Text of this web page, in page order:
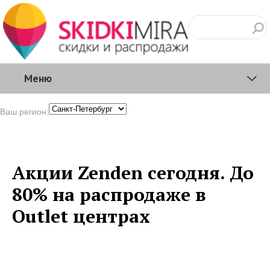
Меню
Ваш регион:
Акции Zenden сегодня. До
80% на распродаже в
Outlet центрах